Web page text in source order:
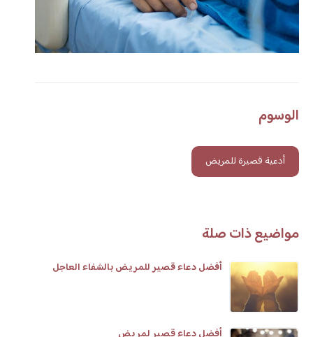
الوسوم
أدعية قصيرة للمريض
مواضيع ذات صلة
أفضل دعاء قصير للمريض بالشفاء العاجل